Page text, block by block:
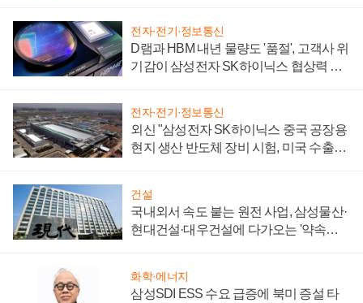
전자·전기·정보통신
D램과 HBM 내년 물량도 '품절', 고객사 위
기감이 삼성전자 SK하이닉스 협상력 더
전자·전기·정보통신
외신 "삼성전자 SK하이닉스 중국 공장용
현지 생산 반도체 장비 시험, 미국 수출통
건설
국내외서 속도 붙는 원전 사업, 삼성물산·
현대건설·대우건설에 다가오는 '약속의
화학·에너지
삼성SDI ESS 수요 급증에 북미 증설 타